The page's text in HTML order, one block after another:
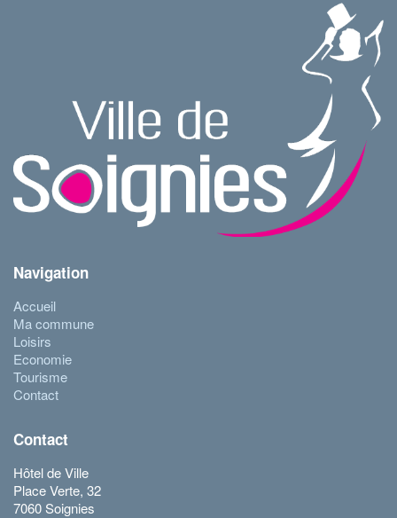
Navigation
Accueil
Ma commune
Loisirs
Economie
Tourisme
Contact
Contact
Hôtel de Ville
Place Verte, 32
7060 Soignies